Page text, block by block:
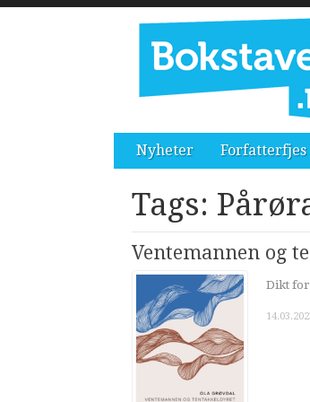
Nyheter Forfatterfjes
Tags:
Ventemannen og
Dikt